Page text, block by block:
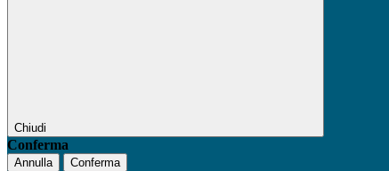
Chiudi
Conferma
Annulla Conferma